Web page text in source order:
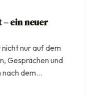
– ein neuer
nur auf dem
Gesprächen und
nach dem…